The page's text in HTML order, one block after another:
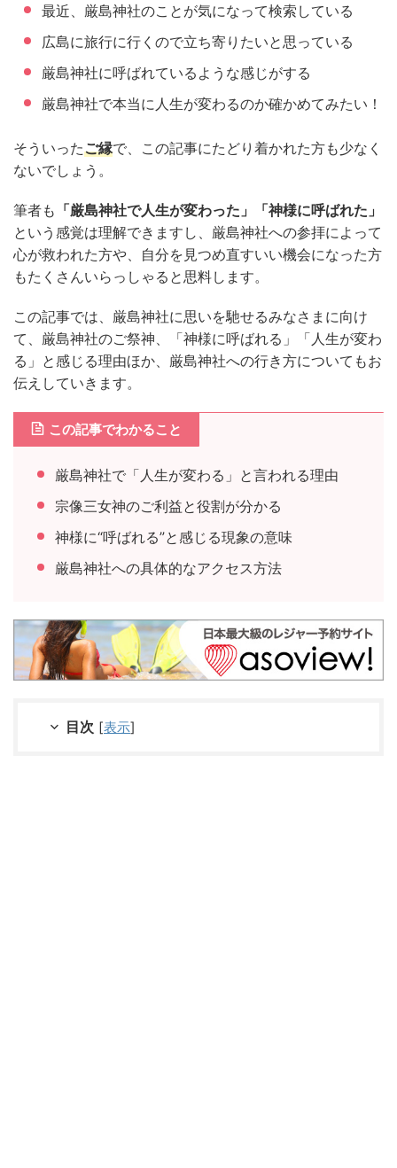
最近、厳島神社のことが気になって検索している
広島に旅行に行くので立ち寄りたいと思っている
厳島神社に呼ばれているような感じがする
厳島神社で本当に人生が変わるのか確かめてみたい！
そういったご縁で、この記事にたどり着かれた方も少なく
ないでしょう。
筆者も 「厳島神社で人生が変わった」「神様に呼ばれた」
という感覚は理解できますし、厳島神社への参拝によって
心が救われた方や、自分を見つめ直すいい機会になった方
もたくさんいらっしゃると思料します。
この記事では、厳島神社に思いを馳せるみなさまに向け
て、厳島神社のご祭神、「神様に呼ばれる」「人生が変わ
る」と感じる理由ほか、厳島神社への行き方についてもお
伝えしていきます。
この記事でわかること
厳島神社で「人生が変わる」と言われる理由
宗像三女神のご利益と役割が分かる
神様に“呼ばれる”と感じる現象の意味
厳島神社への具体的なアクセス方法
目次 [表示]